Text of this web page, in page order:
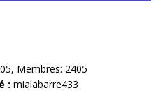
Membres: 2405
: mialabarre433